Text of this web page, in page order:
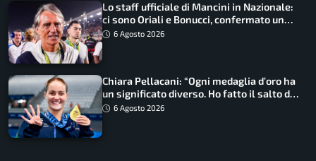
Lo staff ufficiale di Mancini in Nazionale:
ci sono Oriali e Bonucci, confermato un
ritorno
6 Agosto 2026
Chiara Pellacani: “Ogni medaglia d’oro ha
un significato diverso. Ho fatto il salto di
qualità”
6 Agosto 2026